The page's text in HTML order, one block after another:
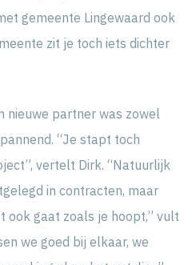
gemeente Lingewaard ook
zit je toch iets dichter
nieuwe partner was zowel
“Je stapt toch
vertelt Dirk. “Natuurlijk
in contracten, maar
ook gaat zoals je hoopt,” vult
we goed bij elkaar, we